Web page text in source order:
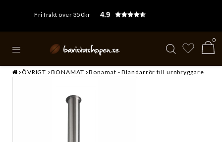
Fri frakt över 350kr 4.9
0
ÖVRIGT BONAMAT Bonamat - Blandarrör till urnbryggare